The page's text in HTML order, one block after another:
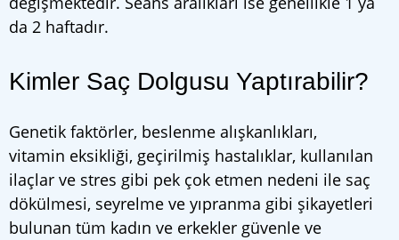
da 2 haftadır.
Kimler Saç Dolgusu Yaptırabilir?
Genetik faktörler, beslenme alışkanlıkları,
vitamin eksikliği, geçirilmiş hastalıklar, kullanılan
ilaçlar ve stres gibi pek çok etmen nedeni ile saç
dökülmesi, seyrelme ve yıpranma gibi şikayetleri
bulunan tüm kadın ve erkekler güvenle ve